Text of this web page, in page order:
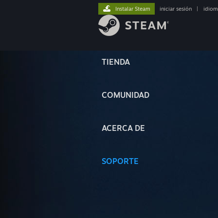
TIENDA
COMUNIDAD
ACERCA DE
SOPORTE
Instalar Steam iniciar sesión